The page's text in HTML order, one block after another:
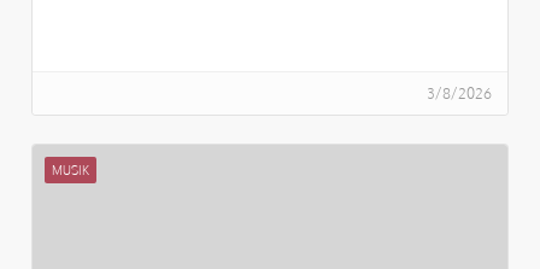
3/8/2026
MUSIK